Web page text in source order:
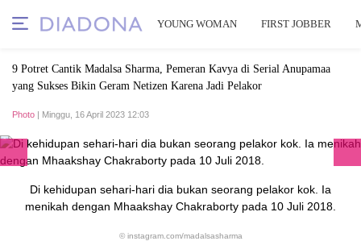
YOUNG WOMAN FIRST JOBBER
9 Potret Cantik Madalsa Sharma, Pemeran Kavya di Serial Anupamaa
yang Sukses Bikin Geram Netizen Karena Jadi Pelakor
Photo | Minggu, 16 April 2023 12:03
Di kehidupan sehari-hari dia bukan seorang pelakor kok. Ia
menikah dengan Mhaakshay Chakraborty pada 10 Juli 2018.
© instagram.com/madalsasharma